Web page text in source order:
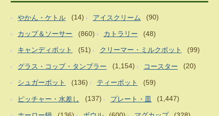
やかん・ケトル (14) アイスクリーム (90)
カップ＆ソーサー (860) カトラリー (48)
キャンディポット (51) クリーマー・ミルクポット (99)
グラス・コップ・タンブラー (1,154) コースター (20)
シュガーポット (136) ティーポット (59)
ピッチャー・水差し (137) プレート・皿 (1,447)